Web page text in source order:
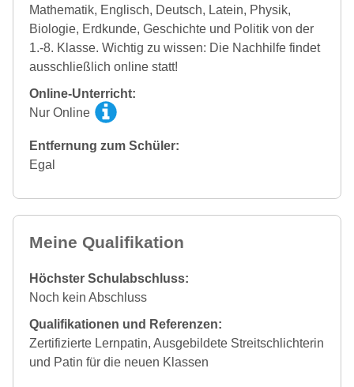
Mathematik, Englisch, Deutsch, Latein, Physik,
Biologie, Erdkunde, Geschichte und Politik von der
1.-8. Klasse. Wichtig zu wissen: Die Nachhilfe findet
ausschließlich online statt!
Online-Unterricht:
Nur Online
Entfernung zum Schüler:
Egal
Meine Qualifikation
Höchster Schulabschluss:
Noch kein Abschluss
Qualifikationen und Referenzen:
Zertifizierte Lernpatin, Ausgebildete Streitschlichterin
und Patin für die neuen Klassen